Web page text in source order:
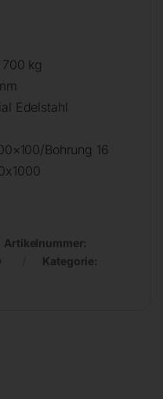
kg
Edelstahl
Bohrung 16
Artikelnummer:
Kategorie: